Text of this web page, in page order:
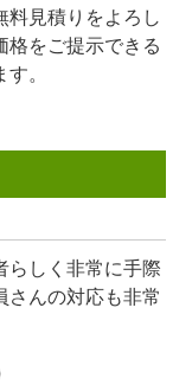
料見積りをよろし
格をご提示できる
。
らしく非常に手際
さんの対応も非常